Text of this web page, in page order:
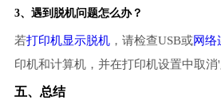
3、遇到脱机问题怎么办？
若打印机显示脱机，请检查USB或网络
印机和计算机，并在打印机设置中取消
五、总结